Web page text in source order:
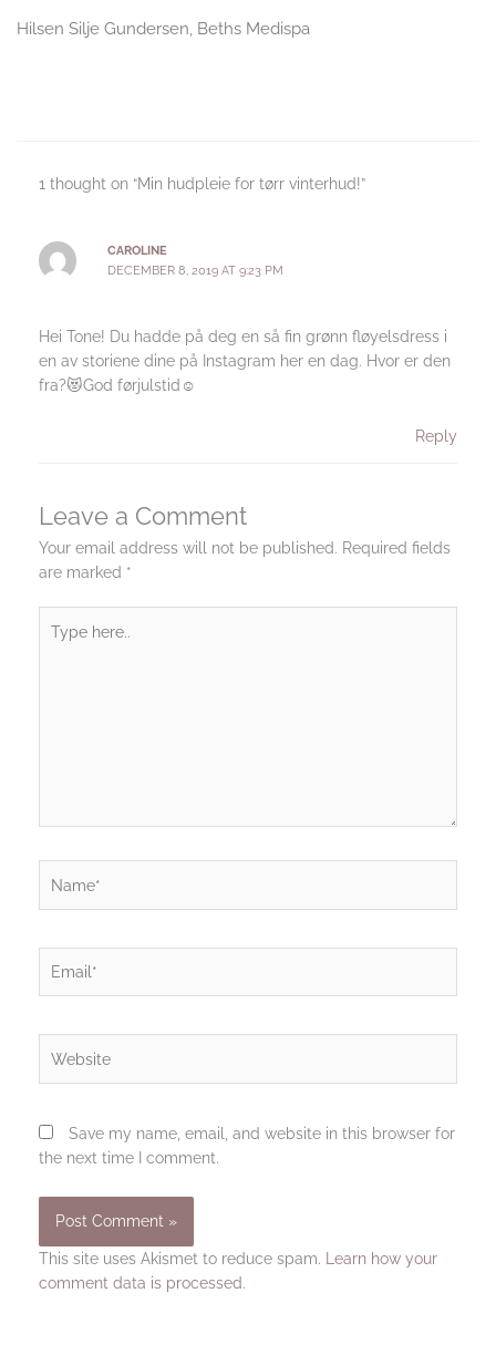
Hilsen Silje Gundersen, Beths Medispa
1 thought on “Min hudpleie for tørr vinterhud!”
CAROLINE
DECEMBER 8, 2019 AT 9:23 PM
Hei Tone! Du hadde på deg en så fin grønn fløyelsdress i
en av storiene dine på Instagram her en dag. Hvor er den
fra?😻God førjulstid☺️
Reply
Leave a Comment
Your email address will not be published. Required fields
are marked *
here..
Save my name, email, and website in this browser for
the next time I comment.
This site uses Akismet to reduce spam.
Learn how your
comment data is processed.